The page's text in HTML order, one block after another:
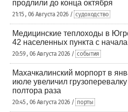
продлили до конца октября
21:15 , 06 Августа 2026 / судоходство
Медицинские теплоходы в
42 населенных пункта с
20:59 , 06 Августа 2026 / события
Махачкалинский морпорт в
июле увеличил грузоперевалку
полтора раза
20:45 , 06 Августа 2026 / порты